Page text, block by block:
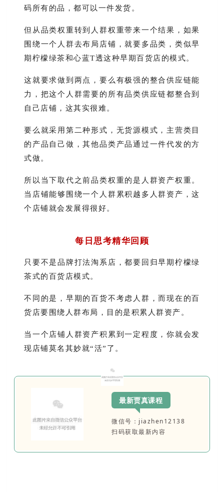
码所有的品，都可以一件发货。
但从品类权重转到人群权重带来一个结果，如果
围绕一个人群去布局店铺，就要多品类，类似早
期柠檬绿茶和心蓝T透这种早期百货店的模式。
这就要求做到两点，要么有极强的整合供应链能
力，把这个人群需要的所有品类供应链都整合到
自己店铺，这其实很难。
要么就采用第二种形式，无货源模式，主营类目
的产品自己做，其他品类产品通过一件代发的方
式做。
所以当下取代之前品类权重的是人群资产权重。
当店铺能够围绕一个人群累积越多人群资产，这
个店铺就会发展得很好。
每日思考精华回顾
只要不是品牌打法淘系店，都要回归早期柠檬绿
茶式的百货店模式。
不同的是，早期的百货不考虑人群，而现在的百
货店要围绕人群布局，目的是积累人群资产。
当一个店铺人群资产积累到一定程度，你就会发
现店铺莫名其妙就“活”了。
最新贾真课程
微信号：jiazhen12138
扫码获取最新内容